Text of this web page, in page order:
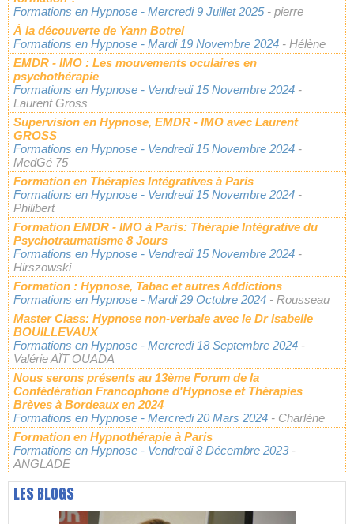
Formations en Hypnose - Mercredi 9 Juillet 2025 - pierre
À la découverte de Yann Botrel
Formations en Hypnose - Mardi 19 Novembre 2024 - Hélène
EMDR - IMO : Les mouvements oculaires en
psychothérapie
Formations en Hypnose - Vendredi 15 Novembre 2024 -
Laurent Gross
Supervision en Hypnose, EMDR - IMO avec Laurent
GROSS
Formations en Hypnose - Vendredi 15 Novembre 2024 -
MedGé 75
Formation en Thérapies Intégratives à Paris
Formations en Hypnose - Vendredi 15 Novembre 2024 -
Philibert
Formation EMDR - IMO à Paris: Thérapie Intégrative du
Psychotraumatisme 8 Jours
Formations en Hypnose - Vendredi 15 Novembre 2024 -
Hirszowski
Formation : Hypnose, Tabac et autres Addictions
Formations en Hypnose - Mardi 29 Octobre 2024 - Rousseau
Master Class: Hypnose non-verbale avec le Dr Isabelle
BOUILLEVAUX
Formations en Hypnose - Mercredi 18 Septembre 2024 -
Valérie AÏT OUADA
Nous serons présents au 13ème Forum de la
Confédération Francophone d'Hypnose et Thérapies
Brèves à Bordeaux en 2024
Formations en Hypnose - Mercredi 20 Mars 2024 - Charlène
Formation en Hypnothérapie à Paris
Formations en Hypnose - Vendredi 8 Décembre 2023 -
ANGLADE
LES BLOGS